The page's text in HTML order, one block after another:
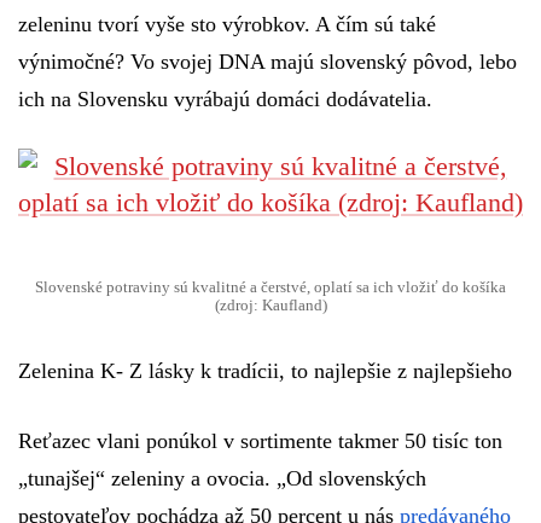
zeleninu tvorí vyše sto výrobkov. A čím sú také
výnimočné? Vo svojej DNA majú slovenský pôvod, lebo
ich na Slovensku vyrábajú domáci dodávatelia.
Slovenské potraviny sú kvalitné a čerstvé, oplatí sa ich vložiť do košíka
(zdroj: Kaufland)
Zelenina K- Z lásky k tradícii, to najlepšie z najlepšieho
Reťazec vlani ponúkol v sortimente takmer 50 tisíc ton
„tunajšej“ zeleniny a ovocia. „Od slovenských
pestovateľov pochádza až 50 percent u nás predávaného